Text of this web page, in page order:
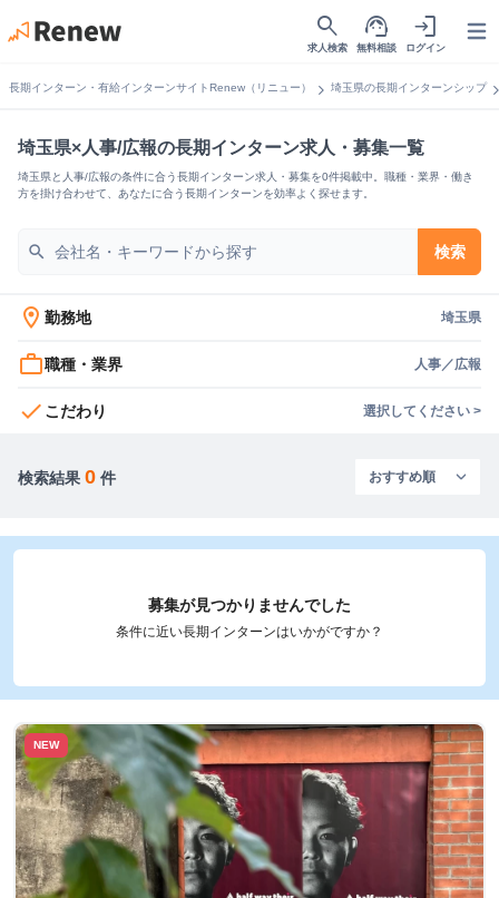
search
求人検索
support_agent
無料相談
login
ログイン
長期インターン・有給インターンサイトRenew（リニュー） chevron_right 埼玉県の長期インターンシップ
埼玉県×人事/広報の長期インターン求人・募集一覧
埼玉県と人事/広報の条件に合う長期インターン求人・募集を0件掲載中。職種・業界・働き
方を掛け合わせて、あなたに合う長期インターンを効率よく探せます。
search 検索
location_on 勤務地 埼玉県
work_outline職種・業界 人事／広報
check こだわり 選択してください >
検索結果 0 件
募集が見つかりませんでした
条件に近い長期インターンはいかがですか？
NEW